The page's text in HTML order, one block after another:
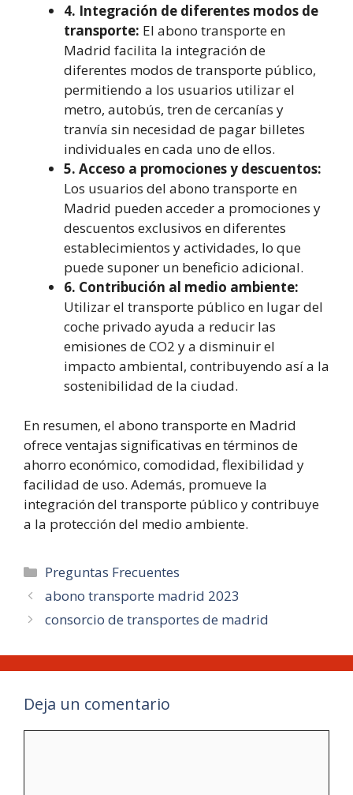
4. Integración de diferentes modos de
transporte: El abono transporte en
Madrid facilita la integración de
diferentes modos de transporte público,
permitiendo a los usuarios utilizar el
metro, autobús, tren de cercanías y
tranvía sin necesidad de pagar billetes
individuales en cada uno de ellos.
5. Acceso a promociones y descuentos:
Los usuarios del abono transporte en
Madrid pueden acceder a promociones y
descuentos exclusivos en diferentes
establecimientos y actividades, lo que
puede suponer un beneficio adicional.
6. Contribución al medio ambiente:
Utilizar el transporte público en lugar del
coche privado ayuda a reducir las
emisiones de CO2 y a disminuir el
impacto ambiental, contribuyendo así a la
sostenibilidad de la ciudad.
En resumen, el abono transporte en Madrid
ofrece ventajas significativas en términos de
ahorro económico, comodidad, flexibilidad y
facilidad de uso. Además, promueve la
integración del transporte público y contribuye
a la protección del medio ambiente.
Categorías
Preguntas Frecuentes
abono transporte madrid 2023
consorcio de transportes de madrid
Deja un comentario